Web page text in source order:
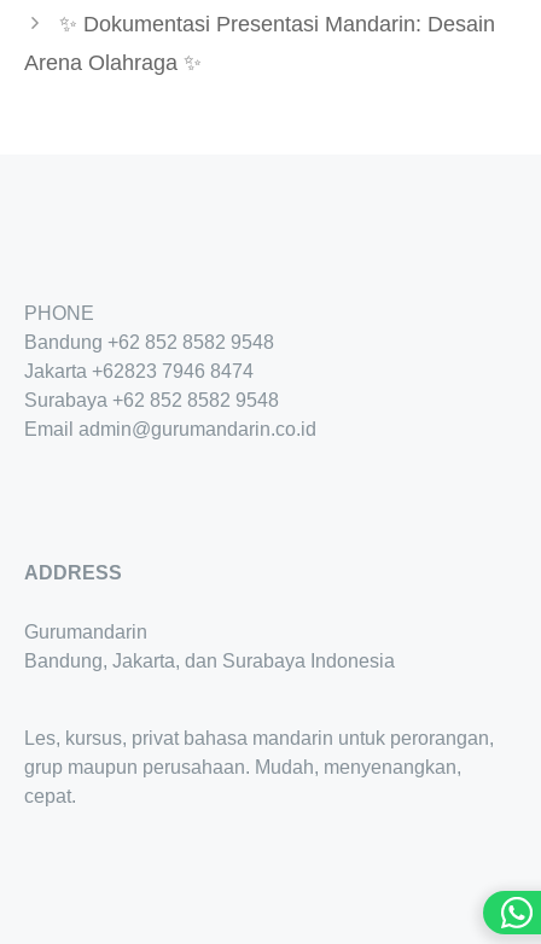
✨ Dokumentasi Presentasi Mandarin: Desain
Arena Olahraga ✨
PHONE
Bandung +62 852 8582 9548
Jakarta +62823 7946 8474
Surabaya +62 852 8582 9548
Email admin@gurumandarin.co.id
ADDRESS
Gurumandarin
Bandung, Jakarta, dan Surabaya Indonesia
Les, kursus, privat bahasa mandarin untuk perorangan,
grup maupun perusahaan. Mudah, menyenangkan,
cepat.